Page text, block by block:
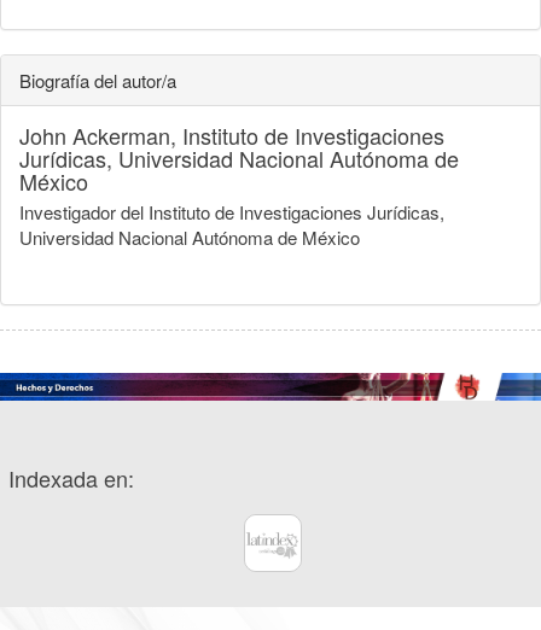
Biografía del autor/a
John Ackerman, Instituto de Investigaciones
Jurídicas, Universidad Nacional Autónoma de
México
Investigador del Instituto de Investigaciones Jurídicas,
Universidad Nacional Autónoma de México
Indexada en: